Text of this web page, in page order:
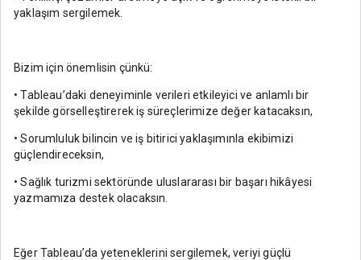
yaklaşım sergilemek.
Bizim için önemlisin çünkü:
• Tableau’daki deneyiminle verileri etkileyici ve anlamlı bir
şekilde görselleştirerek iş süreçlerimize değer katacaksın,
• Sorumluluk bilincin ve iş bitirici yaklaşımınla ekibimizi
güçlendireceksin,
• Sağlık turizmi sektöründe uluslararası bir başarı hikâyesi
yazmamıza destek olacaksın.
Eğer Tableau’da yeteneklerini sergilemek, veriyi güçlü